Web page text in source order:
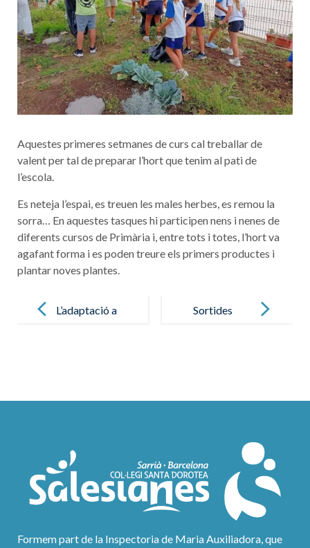
Aquestes primeres setmanes de curs cal treballar de
valent per tal de preparar l’hort que tenim al pati de
l’escola.
Es neteja l’espai, es treuen les males herbes, es remou la
sorra… En aquestes tasques hi participen nens i nenes de
diferents cursos de Primària i, entre tots i totes, l’hort va
agafant forma i es poden treure els primers productes i
plantar noves plantes.
navigationL’adaptació a
Sortides
Formem part de la Inspectoria de Maria Auxiliadora, que